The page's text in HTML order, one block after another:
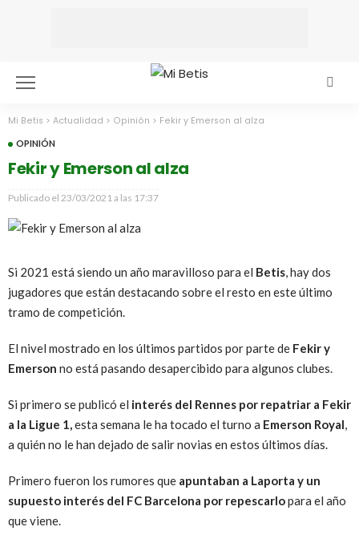
Mi Betis > Actualidad > Opinión > Fekir y Emerson al alza
OPINIÓN
Fekir y Emerson al alza
Publicado el 23/03/2021 a las 17:37
Si 2021 está siendo un año maravilloso para el Betis, hay dos
jugadores que están destacando sobre el resto en este último
tramo de competición.
El nivel mostrado en los últimos partidos por parte de Fekir y
Emerson no está pasando desapercibido para algunos clubes.
Si primero se publicó el interés del Rennes por repatriar a Fekir
a la Ligue 1,esta semana le ha tocado el turno a Emerson Royal,
a quién no le han dejado de salir novias en estos últimos días.
Primero fueron los rumores que apuntaban a Laporta y un
supuesto interés del FC Barcelona por repescarlopara el año
que viene.